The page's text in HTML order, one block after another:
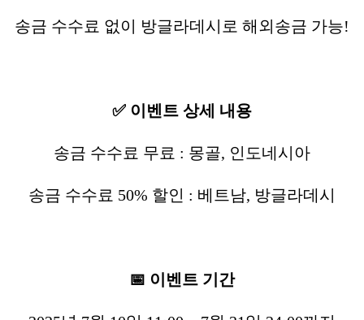
송금 수수료 없이 방글라데시로 해외송금 가능!
✅ 이벤트 상세 내용
송금 수수료 무료 : 몽골, 인도네시아
송금 수수료 50% 할인 : 베트남, 방글라데시
📅 이벤트 기간